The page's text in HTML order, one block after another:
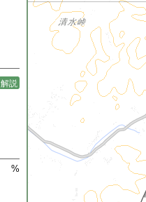
解説
%